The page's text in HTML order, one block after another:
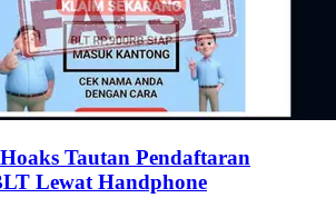
Tautan Pendaftaran
Lewat Handphone